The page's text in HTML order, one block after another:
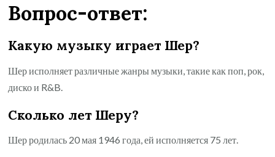
Вопрос-ответ:
Какую музыку играет Шер?
Шер исполняет различные жанры музыки, такие как поп, рок,
диско и R&B.
Сколько лет Шеру?
Шер родилась 20 мая 1946 года, ей исполняется 75 лет.